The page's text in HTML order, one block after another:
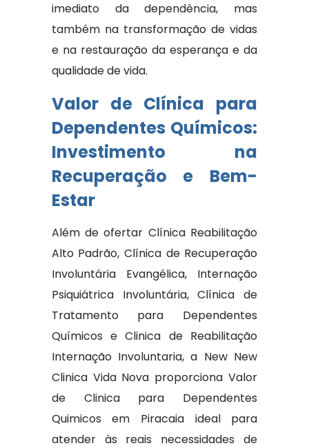
imediato da dependência, mas
também na transformação de vidas
e na restauração da esperança e da
qualidade de vida.
Valor de Clínica para
Dependentes Químicos:
Investimento na
Recuperação e Bem-
Estar
Além de ofertar Clínica Reabilitação
Alto Padrão, Clínica de Recuperação
Involuntária Evangélica, Internação
Psiquiátrica Involuntária, Clínica de
Tratamento para Dependentes
Químicos e Clinica de Reabilitação
Internação Involuntaria, a New New
Clinica Vida Nova proporciona Valor
de Clinica para Dependentes
Quimicos em Piracaia ideal para
atender às reais necessidades de